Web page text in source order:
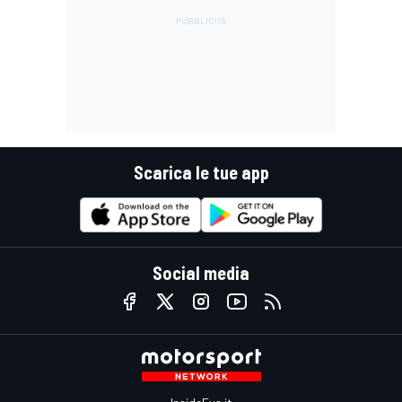
Scarica le tue app
Social media